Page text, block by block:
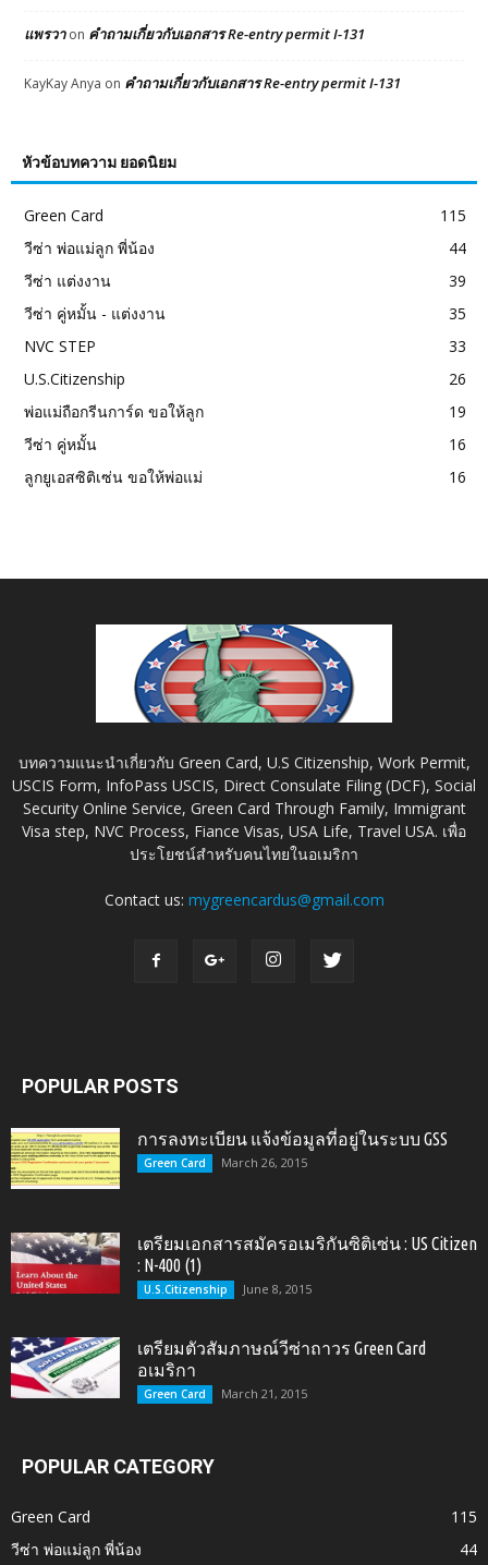
แพรวาon คำถามเกี่ยวกับเอกสาร Re-entry permit I-131
KayKay Anya on คำถามเกี่ยวกับเอกสาร Re-entry permit I-131
หัวข้อบทความ ยอดนิยม
Green Card
115
วีซ่า พ่อแม่ลูก พี่น้อง
44
วีซ่า แต่งงาน
39
วีซ่า คู่หมั้น - แต่งงาน
35
NVC STEP
33
U.S.Citizenship
26
พ่อแม่ถือกรีนการ์ด ขอให้ลูก
19
วีซ่า คู่หมั้น
16
ลูกยูเอสซิติเซ่น ขอให้พ่อแม่
16
บทความแนะนำเกี่ยวกับ Green Card, U.S Citizenship, Work Permit,
USCIS Form, InfoPass USCIS, Direct Consulate Filing (DCF), Social
Security Online Service, Green Card Through Family, Immigrant
Visa step, NVC Process, Fiance Visas, USA Life, Travel USA. เพื่อ
ประโยชน์สำหรับคนไทยในอเมริกา
Contact us: mygreencardus@gmail.com
POPULAR POSTS
การลงทะเบียน แจ้งข้อมูลที่อยู่ในระบบ GSS
Green Card March 26, 2015
เตรียมเอกสารสมัครอเมริกันซิติเซ่น : US Citizen
: N-400 (1)
U.S.Citizenship June 8, 2015
เตรียมตัวสัมภาษณ์วีซ่าถาวร Green Card
อเมริกา
Green Card March 21, 2015
POPULAR CATEGORY
Green Card
115
วีซ่า พ่อแม่ลูก พี่น้อง
44